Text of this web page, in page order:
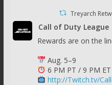
Treyarch
Call of Duty League
Rewards are on the
Aug. 5–9
6 PM PT / 9 PM ET
http://Twitch.tv/